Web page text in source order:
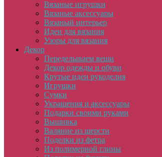
Вязаные игрушки
Вязаные аксессуары
Вязаный интерьер
Идеи для вязания
Узоры для вязания
Декор
Переделываем вещи
Декор одежды и обуви
Крутые идеи рукоделия
Игрушки
Сумки
Украшения и аксессуары
Подарки своими руками
Вышивка
Валяние из шерсти
Поделки из фетра
Из полимерной глины